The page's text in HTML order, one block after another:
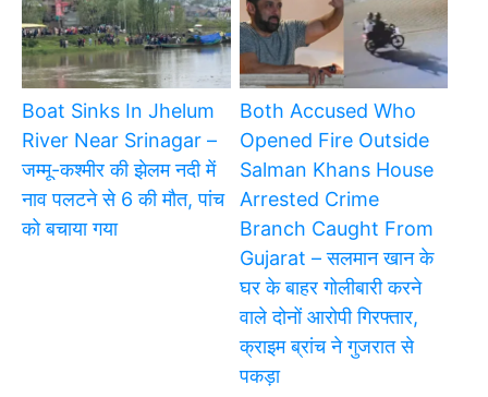
Boat Sinks In Jhelum
River Near Srinagar –
जम्मू-कश्मीर की झेलम नदी में
नाव पलटने से 6 की मौत, पांच
को बचाया गया
Both Accused Who
Opened Fire Outside
Salman Khans House
Arrested Crime
Branch Caught From
Gujarat – सलमान खान के
घर के बाहर गोलीबारी करने
वाले दोनों आरोपी गिरफ्तार,
क्राइम ब्रांच ने गुजरात से
पकड़ा